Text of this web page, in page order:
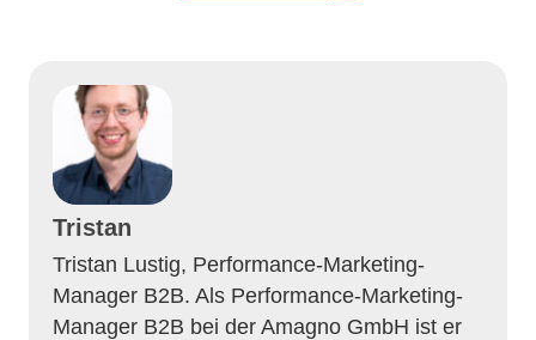
Tristan
Tristan Lustig, Performance-Marketing-
Manager B2B. Als Performance-Marketing-
Manager B2B bei der Amagno GmbH ist er